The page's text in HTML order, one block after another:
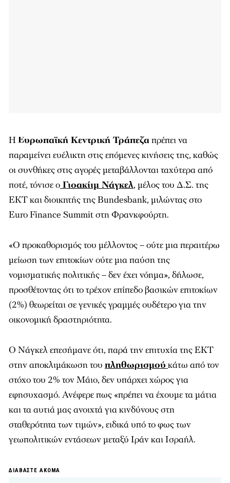
ΗΕυρωπαϊκή Κεντρική Τράπεζαπρέπει να
παραμείνει ευέλικτη στις επόμενες κινήσεις της, καθώς
οι συνθήκες στις αγορές μεταβάλλονται ταχύτερα από
ποτέ, τόνισε ο Γιοακίιμ Νάγκελ, μέλος του Δ.Σ. της
ΕΚΤ και διοικητής της Bundesbank, μιλώντας στο
Euro Finance Summit στη Φρανκφούρτη.
«Ο προκαθορισμός του μέλλοντος – ούτε μια περαιτέρω
μείωση των επιτοκίων ούτε μια παύση της
νομισματικής πολιτικής – δεν έχει νόημα», δήλωσε,
προσθέτοντας ότι το τρέχον επίπεδο βασικών επιτοκίων
(2%) θεωρείται σε γενικές γραμμές ουδέτερο για την
οικονομική δραστηριότητα.
Ο Νάγκελ επεσήμανε ότι, παρά την επιτυχία της ΕΚΤ
στην αποκλιμάκωση του πληθωρισμού κάτω από τον
στόχο του 2% τον Μάιο, δεν υπάρχει χώρος για
εφησυχασμό. Ανέφερε πως «πρέπει να έχουμε τα μάτια
και τα αυτιά μας ανοιχτά για κινδύνους στη
σταθερότητα των τιμών», ειδικά υπό το φως των
γεωπολιτικών εντάσεων μεταξύ Ιράν και Ισραήλ.
ΔΙΑΒΑΣΤΕ ΑΚΟΜΑ